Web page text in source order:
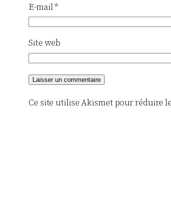
E-mail*
Site web
Ce site utilise Akismet pour réduire